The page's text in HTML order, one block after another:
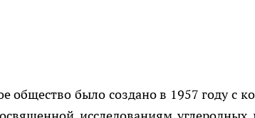
общество было создано в 1957 году с